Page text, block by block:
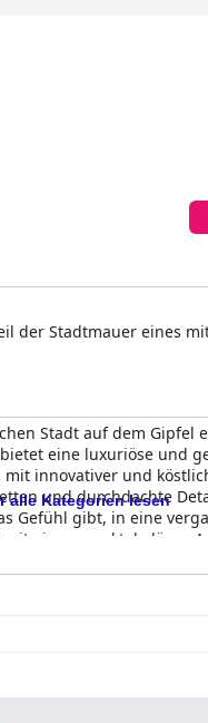
der Stadtmauer eines
Stadt auf dem Gipfel
eine luxuriöse und
innovativer und
und durchdachte
gibt, in eine
einem spektakulären
und
nach allgemeiner
ideales Ziel für Paare, die
alle Kategorien lesen